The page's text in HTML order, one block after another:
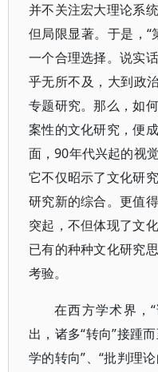
并不关注宏大理论系
但局限显著。于是，“
一个合理选择。说实
乎无所不及，大到政
专题研究。那么，如
案性的文化研究，便
面，90年代兴起的视
它不仅昭示了文化研
研究新的综合。更值
突起，不但体现了文
已有的种种文化研究
考验。
在西方学术界，
出，诸多“转向”接踵
学的转向”、“批判理